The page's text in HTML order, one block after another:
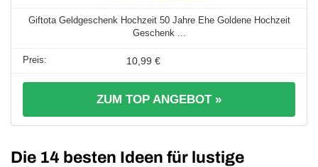
Giftota Geldgeschenk Hochzeit 50 Jahre Ehe Goldene Hochzeit
Geschenk ...
10,99 €
ZUM TOP ANGEBOT »
Die 14 besten Ideen für lustige